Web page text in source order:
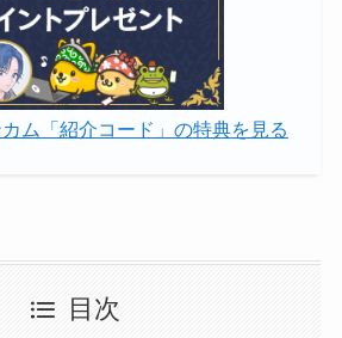
ム「紹介コード」の特典を見る
目次